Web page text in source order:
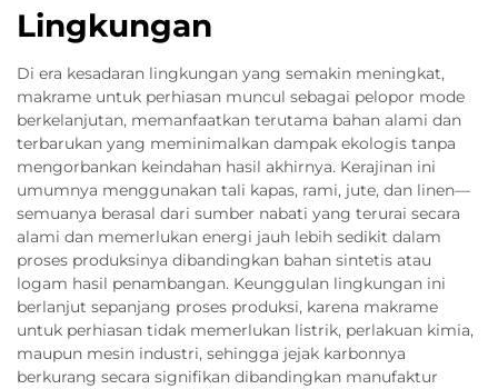
Lingkungan
Di era kesadaran lingkungan yang semakin meningkat,
makrame untuk perhiasan muncul sebagai pelopor mode
berkelanjutan, memanfaatkan terutama bahan alami dan
terbarukan yang meminimalkan dampak ekologis tanpa
mengorbankan keindahan hasil akhirnya. Kerajinan ini
umumnya menggunakan tali kapas, rami, jute, dan linen—
semuanya berasal dari sumber nabati yang terurai secara
alami dan memerlukan energi jauh lebih sedikit dalam
proses produksinya dibandingkan bahan sintetis atau
logam hasil penambangan. Keunggulan lingkungan ini
berlanjut sepanjang proses produksi, karena makrame
untuk perhiasan tidak memerlukan listrik, perlakuan kimia,
maupun mesin industri, sehingga jejak karbonnya
berkurang secara signifikan dibandingkan manufaktur